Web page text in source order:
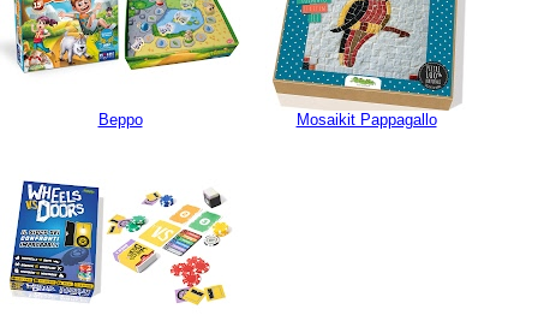
Beppo Mosaikit Pappagallo